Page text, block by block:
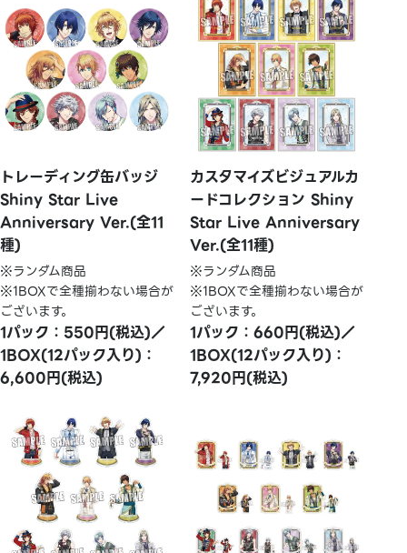
トレーディング缶バッジ
Shiny Star Live
Anniversary Ver.(全11
種)
※ランダム商品
※1BOXで全種揃わない場合が
ございます。
1パック：550円(税込)／
1BOX(12パック入り)：
6,600円(税込)
カスタマイズビジュアルカ
ードコレクション Shiny
Star Live Anniversary
Ver.(全11種)
※ランダム商品
※1BOXで全種揃わない場合が
ございます。
1パック：660円(税込)／
1BOX(12パック入り)：
7,920円(税込)